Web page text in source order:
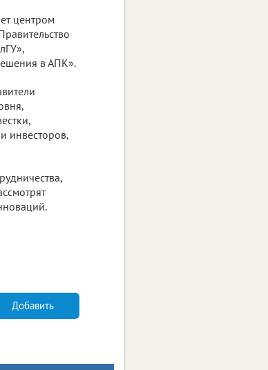
центром
в АПК».
инвесторов,
Добавить